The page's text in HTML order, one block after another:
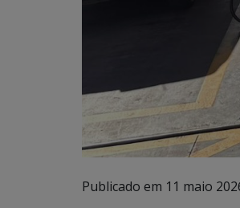
Publicado em 11 maio